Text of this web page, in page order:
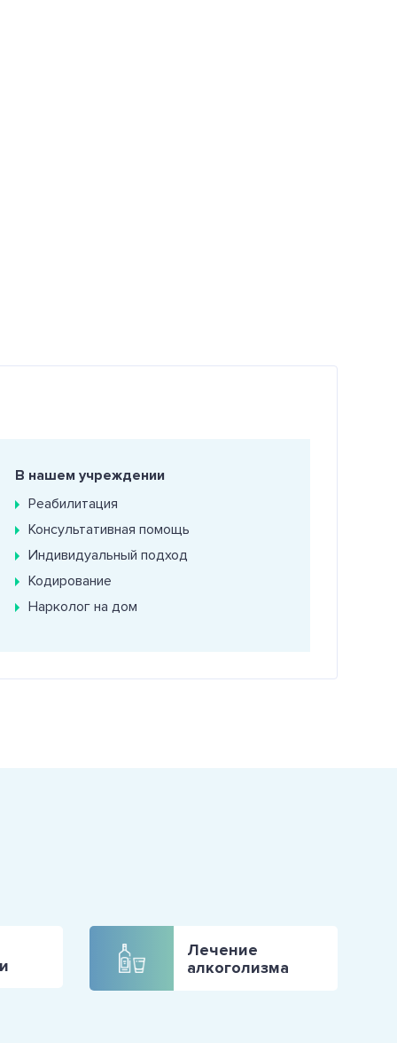
В нашем учреждении
Реабилитация
Консультативная помощь
Индивидуальный подход
Кодирование
Нарколог на дом
Лечение
алкоголизма